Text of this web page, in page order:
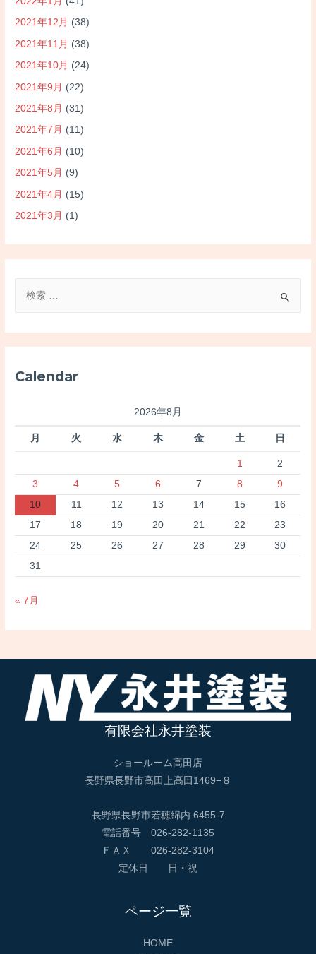
2021年12月 (38)
2021年11月 (38)
2021年10月 (24)
2021年9月 (22)
2021年8月 (31)
2021年7月 (11)
2021年6月 (10)
2021年5月 (9)
2021年4月 (15)
2021年3月 (1)
象
Calendar
2026年8月
月 火 水 木 金 土 日
1
2
3
4 5 6 7 8
9
10
11 12 13 14 15
16
17
18 19 20 21 22
23
24
25 26 27 28 29
30
31
« 7月
有限会社永井塗装
ショールーム高田店
長野県長野市高田上高田1469−８
長野県長野市若穂綿内 6455-7
電話番号 026-282-1135
ＦＡＸ 026-282-3104
定休日 日・祝
ページ一覧
HOME